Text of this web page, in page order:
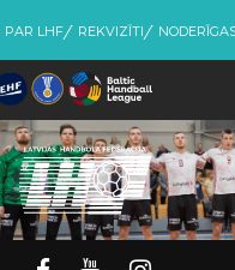
PAR LHF REKVIZĪTI